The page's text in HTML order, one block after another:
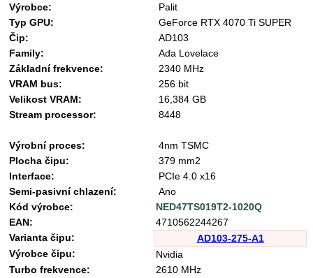
Výrobce:
Palit
Typ GPU:
GeForce RTX 4070 Ti SUPER
Čip:
AD103
Family:
Ada Lovelace
Základní frekvence:
2340 MHz
VRAM bus:
256 bit
Velikost VRAM:
16,384 GB
Stream processor:
8448
Výrobní proces:
4nm TSMC
Plocha čipu:
379 mm2
Interface:
PCIe 4.0 x16
Semi-pasivní chlazení:
Ano
Kód výrobce:
NED47TS019T2-1020Q
EAN:
4710562244267
Varianta čipu:
AD103-275-A1
Výrobce čipu:
Nvidia
Turbo frekvence:
2610 MHz